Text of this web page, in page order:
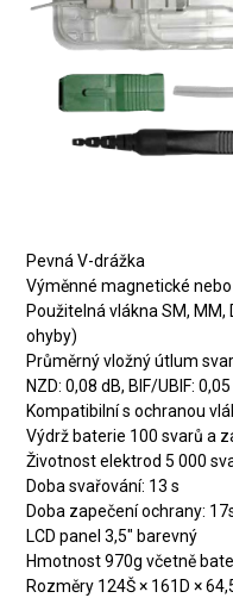
Pevná V-drážka
Výměnné magnetické
Použitelná vlákna SM, MM,
ohyby)
Průměrný vložný útlum
NZD: 0,08 dB, BIF/UBIF:
Kompatibilní s ochranou
Výdrž baterie 100 svarů a
Životnost elektrod 5 000
Doba svařování: 13 s
Doba zapečení ochrany:
LCD panel 3,5" barevný
Hmotnost 970g včetně
Rozměry 124Š × 161D ×